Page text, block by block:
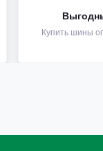
Купить шины